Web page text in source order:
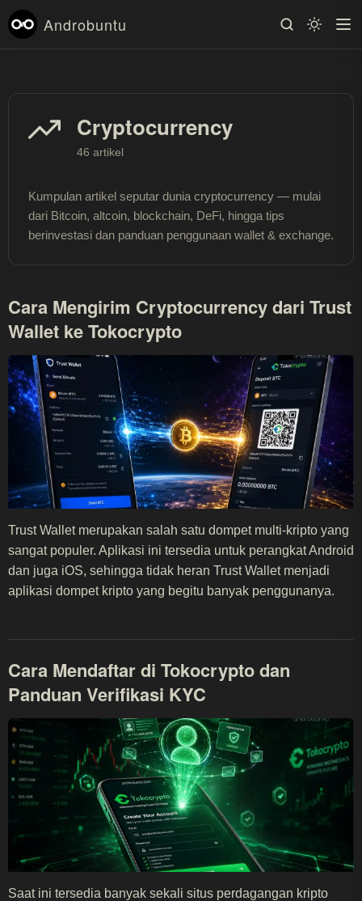
Androbuntu
Cryptocurrency
46 artikel
Kumpulan artikel seputar dunia cryptocurrency — mulai
dari Bitcoin, altcoin, blockchain, DeFi, hingga tips
berinvestasi dan panduan penggunaan wallet & exchange.
Cara Mengirim Cryptocurrency dari Trust
Wallet ke Tokocrypto
Trust Wallet merupakan salah satu dompet multi-kripto yang
sangat populer. Aplikasi ini tersedia untuk perangkat Android
dan juga iOS, sehingga tidak heran Trust Wallet menjadi
aplikasi dompet kripto yang begitu banyak penggunanya.
Cara Mendaftar di Tokocrypto dan
Panduan Verifikasi KYC
Saat ini tersedia banyak sekali situs perdagangan kripto